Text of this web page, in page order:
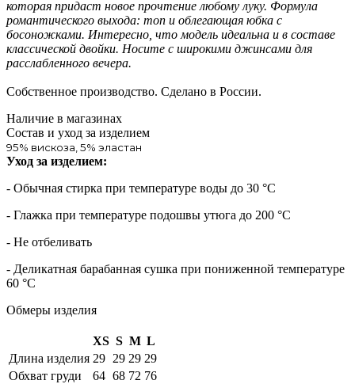
которая придаст новое прочтение любому луку. Формула
романтического выхода: топ и облегающая юбка с
босоножками. Интересно, что модель идеальна и в составе
классической двойки. Носите с широкими джинсами для
расслабленного вечера.
Собственное производство. Сделано в России.
Наличие в магазинах
Состав и уход за изделием
95% вискоза, 5% эластан
Уход за изделием:
- Обычная стирка при температуре воды до 30 °C
- Глажка при температуре подошвы утюга до 200 °C
- Не отбеливать
- Деликатная барабанная сушка при пониженной температуре
60 °C
Обмеры изделия
XS S M L
Длина изделия 29 29 29 29
Обхват груди
64 68 72 76